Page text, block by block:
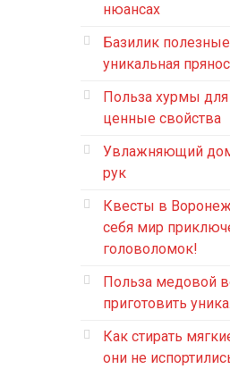
нюансах
Базилик
уникальная
Польза хурмы для
ценные свойства
Увлажняющий
рук
Квесты в
себя мир
головоломок!
Польза медовой
приготовить
Как стирать
они не